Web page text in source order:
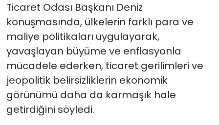
Ticaret Odası Başkanı Deniz
konuşmasında, ülkelerin farklı para ve
maliye politikaları uygulayarak,
yavaşlayan büyüme ve enflasyonla
mücadele ederken, ticaret gerilimleri ve
jeopolitik belirsizliklerin ekonomik
görünümü daha da karmaşık hale
getirdiğini söyledi.